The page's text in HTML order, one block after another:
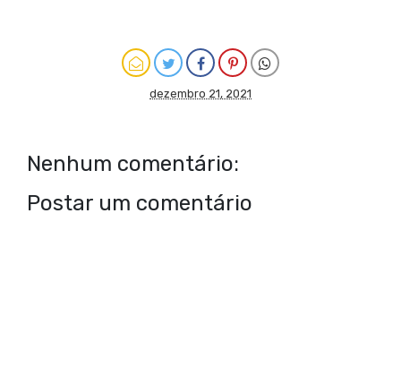
dezembro 21, 2021
Nenhum comentário:
Postar um comentário